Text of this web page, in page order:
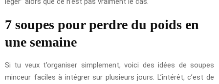
7 soupes pour perdre du poids en
une semaine
Si tu veux t’organiser simplement, voici des idées de soupes
minceur faciles à intégrer sur plusieurs jours. L’intérêt, c’est de